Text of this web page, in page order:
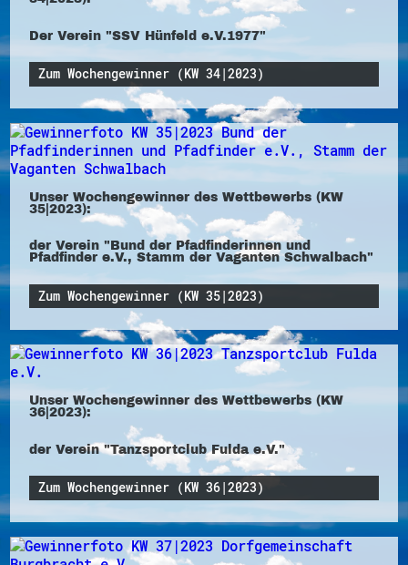
Der Verein "SSV Hünfeld e.V.1977"
Zum Wochengewinner (KW 34|2023)
Unser Wochengewinner des Wettbewerbs (KW
35|2023):
der Verein "Bund der Pfadfinderinnen und
Pfadfinder e.V., Stamm der Vaganten Schwalbach"
Zum Wochengewinner (KW 35|2023)
Unser Wochengewinner des Wettbewerbs (KW
36|2023):
der Verein "Tanzsportclub Fulda e.V."
Zum Wochengewinner (KW 36|2023)